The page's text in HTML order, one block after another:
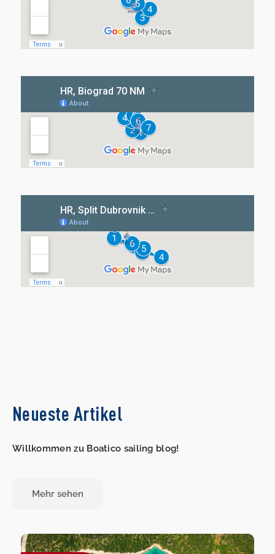
Neueste Artikel
Willkommen zu Boatico sailing blog!
Mehr sehen